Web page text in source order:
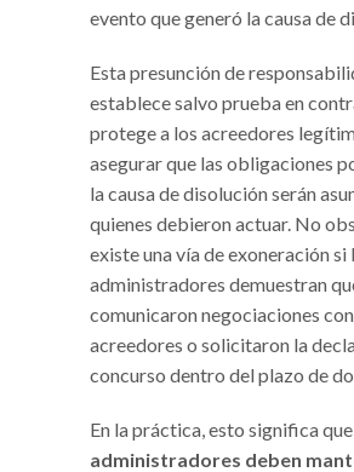
evento que generó la causa de
Esta presunción de
establece salvo prueba en
protege a los acreedores
asegurar que las obligaciones
la causa de disolución serán
quienes debieron actuar. No
existe una vía de exoneración si
administradores demuestran
comunicaron negociaciones
acreedores o solicitaron la
concurso dentro del plazo de
En la práctica, esto significa que
administradores deben